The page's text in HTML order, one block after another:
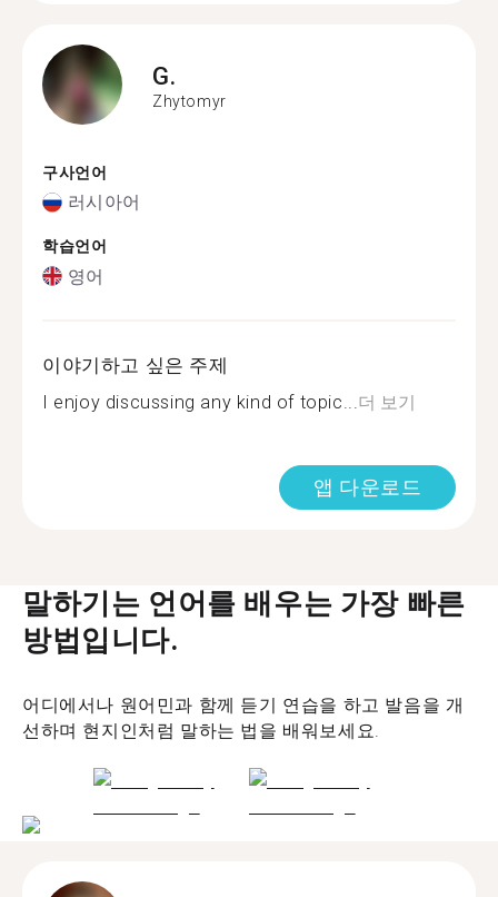
G.
Zhytomyr
구사언어
러시아어
학습언어
영어
이야기하고 싶은 주제
I enjoy discussing any kind of topic... 더 보기
앱 다운로드
말하기는 언어를 배우는 가장 빠른
방법입니다.
어디에서나 원어민과 함께 듣기 연습을 하고 발음을 개
선하며 현지인처럼 말하는 법을 배워보세요.